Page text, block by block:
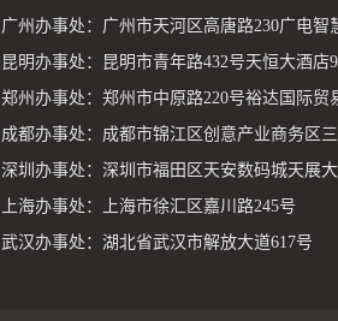
广州办事处：广州市天河区高唐路230广电智
昆明办事处：昆明市青年路432号天恒大酒店
郑州办事处：郑州市中原路220号裕达国际贸
成都办事处：成都市锦江区创意产业商务区
深圳办事处：深圳市福田区天安数码城天展
上海办事处：上海市徐汇区嘉川路245号
武汉办事处：湖北省武汉市解放大道617号